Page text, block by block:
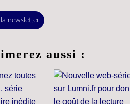
newsletter
aussi :